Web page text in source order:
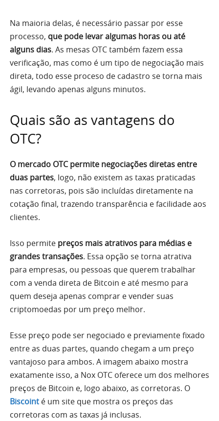
Na maioria delas, é necessário passar por esse
processo, que pode levar algumas horas ou até
alguns dias. As mesas OTC também fazem essa
verificação, mas como é um tipo de negociação mais
direta, todo esse proceso de cadastro se torna mais
ágil, levando apenas alguns minutos.
Quais são as vantagens do
OTC?
O mercado OTC permite negociações diretas entre
duas partes, logo, não existem as taxas praticadas
nas corretoras, pois são incluídas diretamente na
cotação final, trazendo transparência e facilidade aos
clientes.
Isso permite preços mais atrativos para médias e
grandes transações. Essa opção se torna atrativa
para empresas, ou pessoas que querem trabalhar
com a venda direta de Bitcoin e até mesmo para
quem deseja apenas comprar e vender suas
criptomoedas por um preço melhor.
Esse preço pode ser negociado e previamente fixado
entre as duas partes, quando chegam a um preço
vantajoso para ambos. A imagem abaixo mostra
exatamente isso, a Nox OTC oferece um dos melhores
preços de Bitcoin e, logo abaixo, as corretoras. O
Biscoint é um site que mostra os preços das
corretoras com as taxas já inclusas.